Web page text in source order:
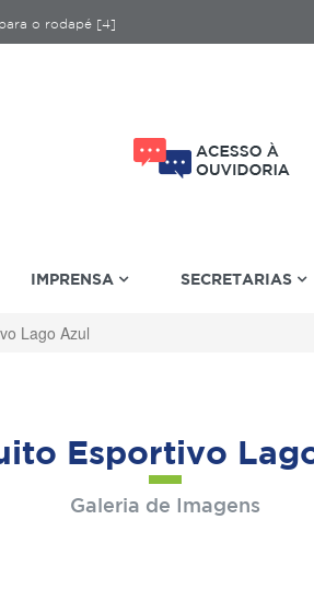
o rodapé [4]
IMPRENSA SECRETARIAS
Lago Azul
Esportivo
Galeria de Imagens